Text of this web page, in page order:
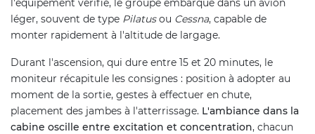
l'équipement vérifié, le groupe embarque dans un avion
léger, souvent de type Pilatusou Cessna, capable de
monter rapidement à l'altitude de largage.
Durant l'ascension, qui dure entre 15 et 20 minutes, le
moniteur récapitule les consignes : position à adopter au
moment de la sortie, gestes à effectuer en chute,
placement des jambes à l'atterrissage. L'ambiance dans la
cabine oscille entre excitation et concentration, chacun